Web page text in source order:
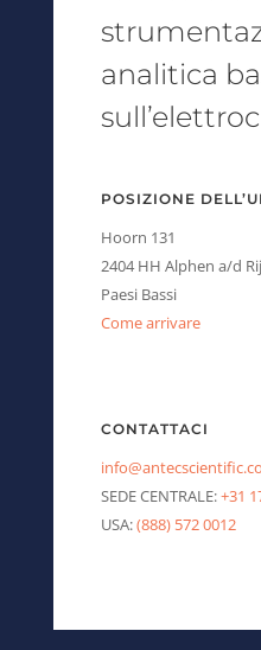
analitica
POSIZIONE
Hoorn 131
2404 HH Alphen a/d
Paesi Bassi
Come arrivare
CONTATTACI
SEDE CENTRALE:+31
USA:(888) 572 0012